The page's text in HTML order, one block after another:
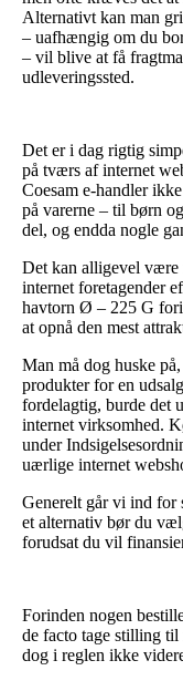
Alternativt kan man
– uafhængig om du
– vil blive at få
udleveringssted.
Det er i dag rigtig
på tværs af internet
Coesam e-handler
på varerne – til børn
del, og endda nogle
Det kan alligevel være
internet foretagender
havtorn Ø – 225 G
at opnå den mest
Man må dog huske
produkter for en
fordelagtig, burde det
internet virksomhed.
under
uærlige internet
Generelt går vi ind for
et alternativ bør du
forudsat du vil
Forinden nogen
de facto tage stilling til
dog i reglen ikke